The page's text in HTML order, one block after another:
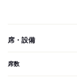
席・設備
席数